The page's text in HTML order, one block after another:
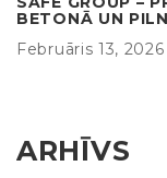
BETONĀ UN
Februāris 13, 2026
ARHĪVS